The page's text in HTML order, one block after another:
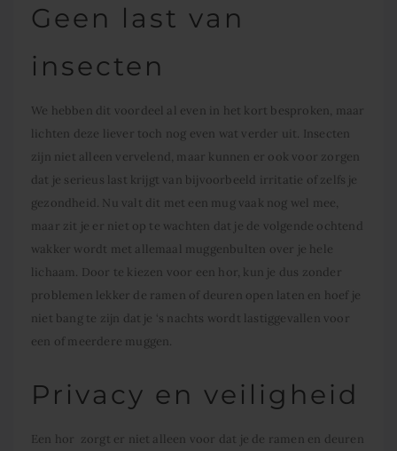
Geen last van
insecten
We hebben dit voordeel al even in het kort besproken, maar
lichten deze liever toch nog even wat verder uit. Insecten
zijn niet alleen vervelend, maar kunnen er ook voor zorgen
dat je serieus last krijgt van bijvoorbeeld irritatie of zelfs je
gezondheid. Nu valt dit met een mug vaak nog wel mee,
maar zit je er niet op te wachten dat je de volgende ochtend
wakker wordt met allemaal muggenbulten over je hele
lichaam. Door te kiezen voor een hor, kun je dus zonder
problemen lekker de ramen of deuren open laten en hoef je
niet bang te zijn dat je ‘s nachts wordt lastiggevallen voor
een of meerdere muggen.
Privacy en veiligheid
Een hor zorgt er niet alleen voor dat je de ramen en deuren